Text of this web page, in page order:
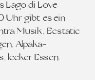
Lago di Love
Uhr gibt es ein
Musik, Ecstatic
Alpaka-
lecker Essen…